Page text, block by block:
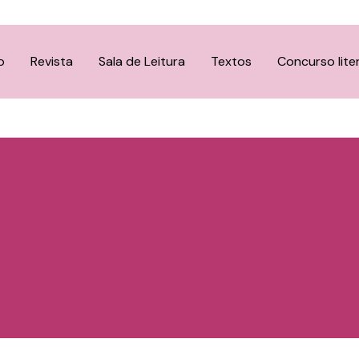
Revista Sala de Leitura Textos Concurso